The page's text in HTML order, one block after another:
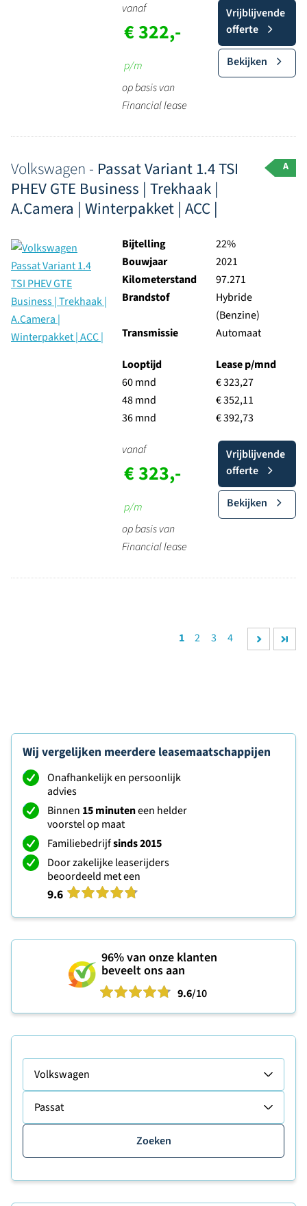
vanaf
€ 322,-
p/m
op basis van
Financial lease
Vrijblijvende
offerte
Bekijken
Volkswagen - Passat Variant 1.4 TSI
PHEV GTE Business | Trekhaak |
A.Camera | Winterpakket | ACC |
A
Bijtelling
22%
Bouwjaar
2021
Kilometerstand
97.271
Brandstof
Hybride
(Benzine)
Transmissie
Automaat
Looptijd
60 mnd
48 mnd
36 mnd
Lease p/mnd
€ 323,27
€ 352,11
€ 392,73
vanaf
€ 323,-
p/m
op basis van
Financial lease
Vrijblijvende
offerte
Bekijken
1 2 3 4
Wij vergelijken meerdere leasemaatschappijen
Onafhankelijk en persoonlijk
advies
Binnen 15 minuteneen helder
voorstel op maat
Familiebedrijfsinds 2015
Door zakelijke leaserijders
beoordeeld met een
9.6
96%van onze klanten
beveelt ons aan
9.6/10
Volkswagen
Passat
Zoeken